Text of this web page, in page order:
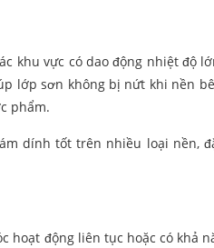
khu vực có dao động nhiệt độ
lớp sơn không bị nứt khi nền
phẩm.
dính tốt trên nhiều loại nền,
hoạt động liên tục hoặc có khả